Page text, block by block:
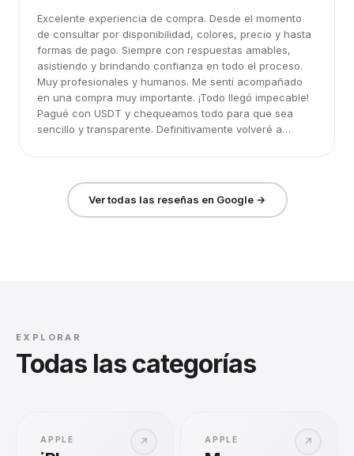
Excelente experiencia de compra. Desde el momento
de consultar por disponibilidad, colores, precio y hasta
formas de pago. Siempre con respuestas amables,
asistiendo y brindando confianza en todo el proceso.
Muy profesionales y humanos. Me sentí acompañado
en una compra muy importante. ¡Todo llegó impecable!
Pagué con USDT y chequeamos todo para que sea
sencillo y transparente. Definitivamente volveré a
Ver todas las reseñas en Google →
EXPLORAR
Todas las categorías
↗
APPLE ↗
APPLE